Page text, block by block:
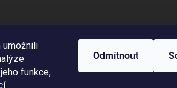
umožnili
funkce,
Odmítnout